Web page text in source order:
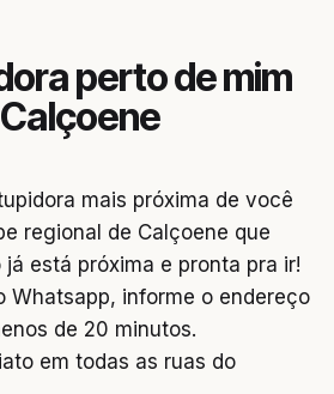
perto de mim
mais próxima de você
regional de Calçoene que
está próxima e pronta pra ir!
Whatsapp, informe o endereço
de 20 minutos.
em todas as ruas do